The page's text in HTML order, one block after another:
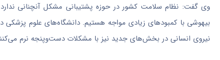
وی گفت: نظام سلامت کشور در حوزه پشتیبانی مشکل آنچنانی ندارد
بیهوشی با کمبودهای زیادی مواجه هستیم. دانشگاه‌های علوم
نیروی انسانی در بخش‌های جدید نیز با مشکلات دست‌وپنجه نرم